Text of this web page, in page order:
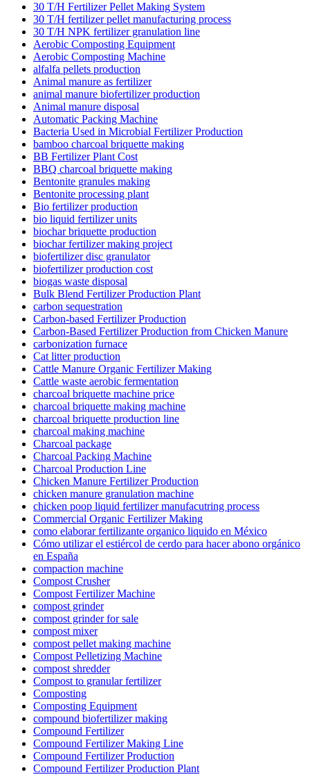
30 T/H Fertilizer Pellet Making System
30 T/H fertilizer pellet manufacturing process
30 T/H NPK fertilizer granulation line
Aerobic Composting Equipment
Aerobic Composting Machine
alfalfa pellets production
Animal manure as fertilizer
animal manure biofertilizer production
Animal manure disposal
Automatic Packing Machine
Bacteria Used in Microbial Fertilizer Production
bamboo charcoal briquette making
BB Fertilizer Plant Cost
BBQ charcoal briquette making
Bentonite granules making
Bentonite processing plant
Bio fertilizer production
bio liquid fertilizer units
biochar briquette production
biochar fertilizer making project
biofertilizer disc granulator
biofertilizer production cost
biogas waste disposal
Bulk Blend Fertilizer Production Plant
carbon sequestration
Carbon-based Fertilizer Production
Carbon-Based Fertilizer Production from Chicken Manure
carbonization furnace
Cat litter production
Cattle Manure Organic Fertilizer Making
Cattle waste aerobic fermentation
charcoal briquette machine price
charcoal briquette making machine
charcoal briquette production line
charcoal making machine
Charcoal package
Charcoal Packing Machine
Charcoal Production Line
Chicken Manure Fertilizer Production
chicken manure granulation machine
chicken poop liquid fertilizer manufacutring process
Commercial Organic Fertilizer Making
como elaborar fertilizante organico liquido en México
Cómo utilizar el estiércol de cerdo para hacer abono orgánico
en España
compaction machine
Compost Crusher
Compost Fertilizer Machine
compost grinder
compost grinder for sale
compost mixer
compost pellet making machine
Compost Pelletizing Machine
compost shredder
Compost to granular fertilizer
Composting
Composting Equipment
compound biofertilizer making
Compound Fertilizer
Compound Fertilizer Making Line
Compound Fertilizer Production
Compound Fertilizer Production Plant